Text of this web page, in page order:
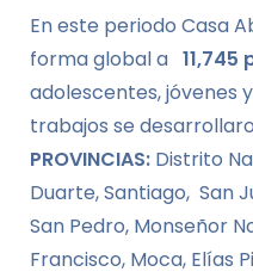
En este periodo Casa
forma global a 11,745
adolescentes, jóvenes
trabajos se
PROVINCIAS: Distrito
Duarte, Santiago, San
San Pedro, Monseñor
Francisco, Moca, Elías